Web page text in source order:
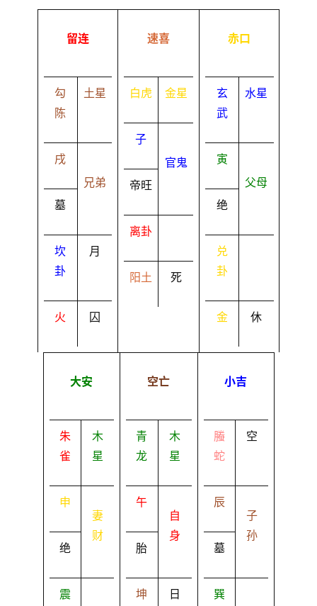
留连
勾
陈
土星
戌
墓
兄弟
坎
卦
月
火 囚
速喜
白虎 金星
子
帝旺
官鬼
离卦
阳土 死
赤口
玄
武
水星
寅
绝
父母
兑
卦
金 休
大安
朱
雀
木
星
申
绝
妻
财
震
空亡
青
龙
木
星
午
胎
自
身
坤
日
小吉
螣
蛇
空
辰
墓
子
孙
巽